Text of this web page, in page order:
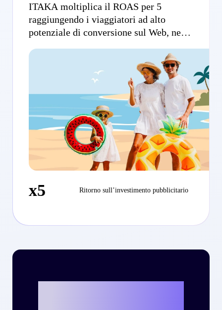
ITAKA moltiplica il ROAS per 5
raggiungendo i viaggiatori ad alto
potenziale di conversione sul Web, nelle
x5 Ritorno sull’investimento pubblicitario